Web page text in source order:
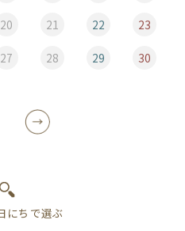
20 21 22 23
27 28 29 30